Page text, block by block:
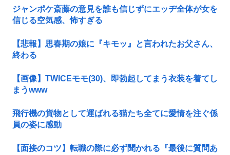
ジャンポケ斎藤の意見を誰も信じずにエッヂ全体が女を
信じる空気感、怖すぎる
【悲報】思春期の娘に『キモッ』と言われたお父さん、
終わる
【画像】TWICEモモ(30)、即勃起してまう衣装を着てし
まうwww
飛行機の貨物として運ばれる猫たち全てに愛情を注ぐ係
員の姿に感動
【面接のコツ】転職の際に必ず聞かれる『最後に質問あ